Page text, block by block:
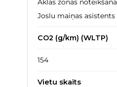
Aklās zonas noteikšana
Joslu maiņas asistents
CO2 (g/km) (WLTP)
154
Vietu skaits